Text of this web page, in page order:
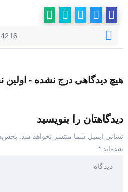
هیچ دیدگاهی درج نشده - اولین
دیدگاهتان را بنویسید
نشانی ایمیل شما منتشر نخواهد شد.
شده‌اند *